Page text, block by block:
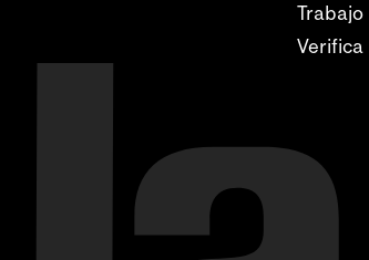
Trabajo
Verifica